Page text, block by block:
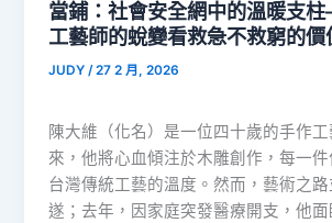
當鋪：社會安全網中的溫暖支
工藝師的蛻變看救急不救窮的價
JUDY /27 2 月, 2026
陳大維（化名）是一位四十歲的手作
來，他將心血傾注於木雕創作，每一
台灣傳統工藝的溫度。然而，藝術之
遂；去年，因家庭突發醫療開支，他